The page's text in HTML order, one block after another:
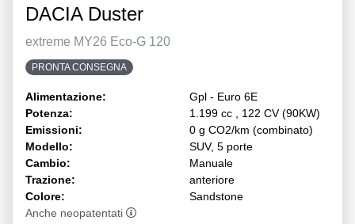
DACIA Duster
extreme MY26 Eco-G 120
PRONTA CONSEGNA
Alimentazione:
Gpl - Euro 6E
Potenza:
1.199 cc , 122 CV (90KW)
Emissioni:
0 g CO2/km (combinato)
Modello:
SUV, 5 porte
Cambio:
Manuale
Trazione:
anteriore
Colore:
Sandstone
Anche neopatentati